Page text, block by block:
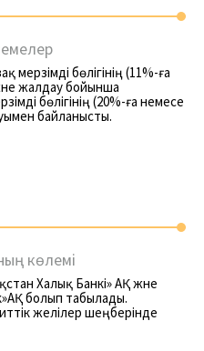
бөлігінің (11%-ға
жалдау бойынша
бөлігінің (20%-ға немесе
байланысты.
көлемі
Халық Банкі» АҚ және
болып табылады.
желілер шеңберінде